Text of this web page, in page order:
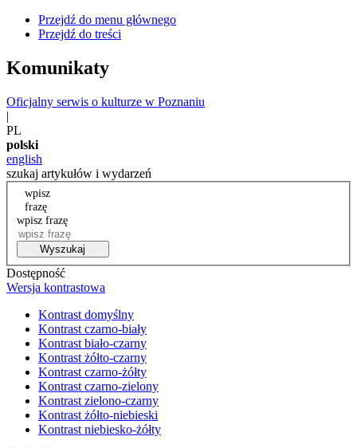
Przejdź do menu głównego
Przejdź do treści
Komunikaty
Oficjalny serwis o kulturze w Poznaniu
|
PL
polski
english
szukaj artykułów i wydarzeń
wpisz
frazę
wpisz frazę
Wyszukaj
Dostępność
Wersja kontrastowa
Kontrast domyślny
Kontrast czarno-biały
Kontrast biało-czarny
Kontrast żółto-czarny
Kontrast czarno-żółty
Kontrast czarno-zielony
Kontrast zielono-czarny
Kontrast żółto-niebieski
Kontrast niebiesko-żółty